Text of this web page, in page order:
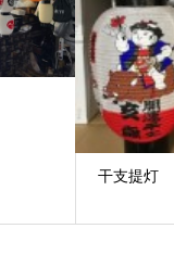
干支提灯